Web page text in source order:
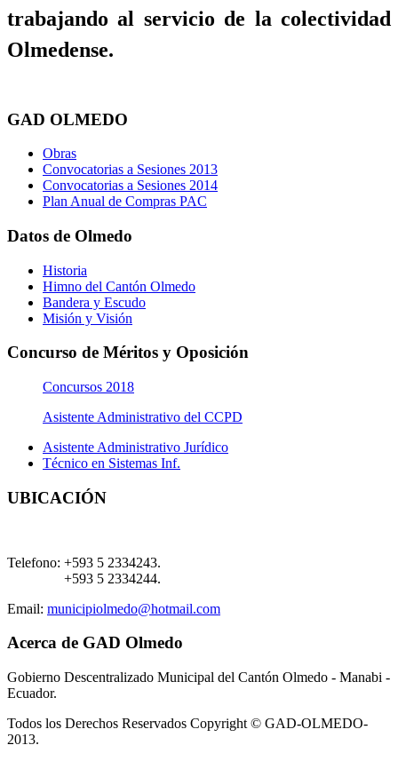
trabajando al servicio de la colectividad
Olmedense.
GAD OLMEDO
Obras
Convocatorias a Sesiones 2013
Convocatorias a Sesiones 2014
Plan Anual de Compras PAC
Datos de Olmedo
Historia
Himno del Cantón Olmedo
Bandera y Escudo
Misión y Visión
Concurso de Méritos y Oposición
Concursos 2018
Asistente Administrativo del CCPD
Asistente Administrativo Jurídico
Técnico en Sistemas Inf.
UBICACIÓN
Telefono: +593 5 2334243.
+593 5 2334244.
Email: municipiolmedo@hotmail.com
Acerca de GAD Olmedo
Gobierno Descentralizado Municipal del Cantón Olmedo - Manabi -
Ecuador.
Todos los Derechos Reservados Copyright © GAD-OLMEDO-
2013.